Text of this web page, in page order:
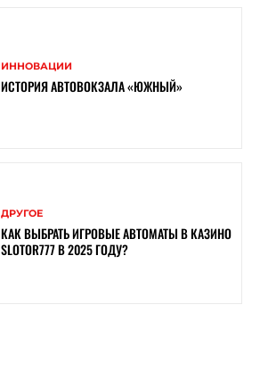
ИННОВАЦИИ
ИСТОРИЯ АВТОВОКЗАЛА «ЮЖНЫЙ»
ДРУГОЕ
КАК ВЫБРАТЬ ИГРОВЫЕ АВТОМАТЫ В КАЗИНО
SLOTOR777 В 2025 ГОДУ?